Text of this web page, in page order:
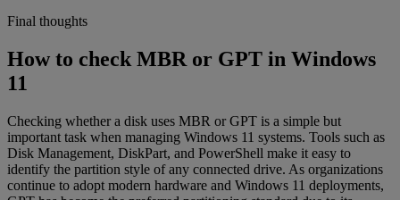
Final thoughts
How to check MBR or GPT in Windows
11
Checking whether a disk uses MBR or GPT is a simple but
important task when managing Windows 11 systems. Tools such as
Disk Management, DiskPart, and PowerShell make it easy to
identify the partition style of any connected drive. As organizations
continue to adopt modern hardware and Windows 11 deployments,